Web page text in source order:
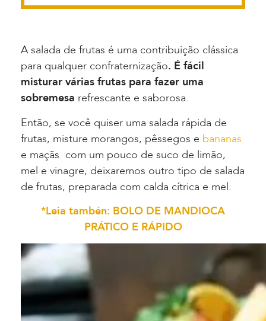
A salada de frutas é uma contribuição clássica
para qualquer confraternização. É fácil
misturar várias frutas para fazer uma
sobremesa refrescante e saborosa.
Então, se você quiser uma salada rápida de
frutas, misture morangos, pêssegos e bananas
e maçãs com um pouco de suco de limão,
mel e vinagre, deixaremos outro tipo de salada
de frutas, preparada com calda cítrica e mel.
*Leia tambén: BOLO DE MANDIOCA
PRÁTICO E RÁPIDO